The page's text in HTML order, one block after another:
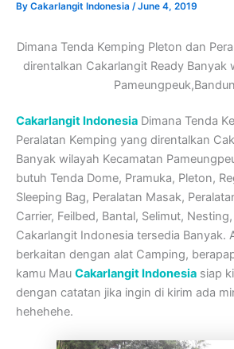
By Cakarlangit Indonesia /June 4, 2019
Dimana Tenda Kemping Pleton dan
direntalkan Cakarlangit Ready Banyak
Cakarlangit Indonesia Dimana Tenda
Peralatan Kemping yang direntalkan
Banyak wilayah Kecamatan
butuh Tenda Dome, Pramuka, Pleton,
Sleeping Bag, Peralatan Masak,
Carrier, Feilbed, Bantal, Selimut,
Cakarlangit Indonesia tersedia Banyak.
berkaitan dengan alat Camping,
kamu Mau Cakarlangit Indonesia siap
dengan catatan jika ingin di kirim ada
hehehehe.